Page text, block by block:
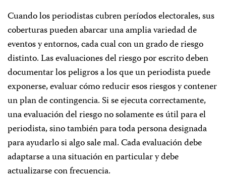
Cuando los periodistas cubren períodos electorales, sus
coberturas pueden abarcar una amplia variedad de
eventos y entornos, cada cual con un grado de riesgo
distinto. Las evaluaciones del riesgo por escrito deben
documentar los peligros a los que un periodista puede
exponerse, evaluar cómo reducir esos riesgos y contener
un plan de contingencia. Si se ejecuta correctamente,
una evaluación del riesgo no solamente es útil para el
periodista, sino también para toda persona designada
para ayudarlo si algo sale mal. Cada evaluación debe
adaptarse a una situación en particular y debe
actualizarse con frecuencia.